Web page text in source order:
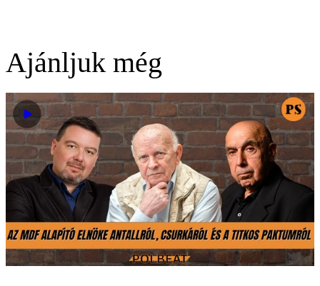
Ajánljuk még